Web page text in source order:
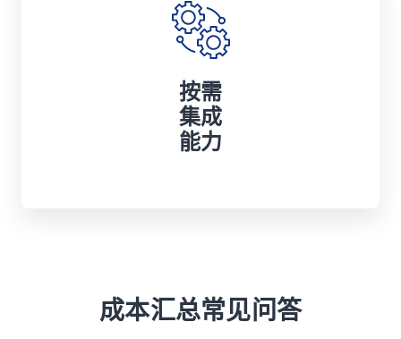
按需
集成
能力
成本汇总常见问答